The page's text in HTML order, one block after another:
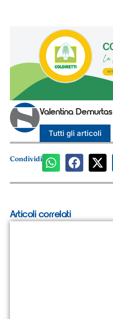
Valentina Demurtas
Tutti gli articoli
Condividi
Articoli correlati